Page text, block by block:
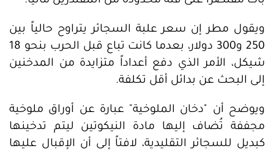
ويقول مطر إن سعر علبة السجائر يتراوح حالياً بين
250 و300 دولار، بعدما كانت تباع قبل الحرب بنحو 18
شيكل، الأمر الذي دفع أعداداً متزايدة من المدخنين
إلى البحث عن بدائل أقل تكلفة.
ويوضح أن "دخان الملوخية" عبارة عن أوراق ملوخية
مجففة تُضاف إليها مادة النيكوتين ليتم تدخينها
كبديل للسجائر التقليدية، لافتاً إلى أن الإقبال عليها